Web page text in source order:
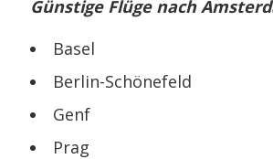
Günstige Flüge nach
Basel
Berlin-Schönefeld
Genf
Prag